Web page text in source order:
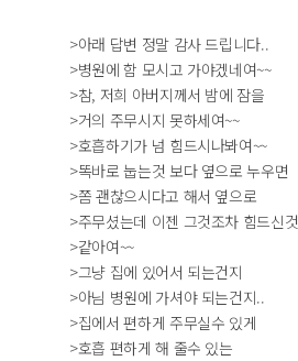
>아래 답변 정말 감사 드립니다..
>병원에 함 모시고 가야겠네여~~
>참, 저희 아버지께서 밤에 잠을
>거의 주무시지 못하세여~~
>호흡하기가 넘 힘드시나봐여~~
>똑바로 눕는것 보다 옆으로 누우면
>쫌 괜찮으시다고 해서 옆으로
>주무셨는데 이젠 그것조차 힘드신것
>같아여~~
>그냥 집에 있어서 되는건지
>아님 병원에 가셔야 되는건지..
>집에서 편하게 주무실수 있게
>호흡 편하게 해 줄수 있는